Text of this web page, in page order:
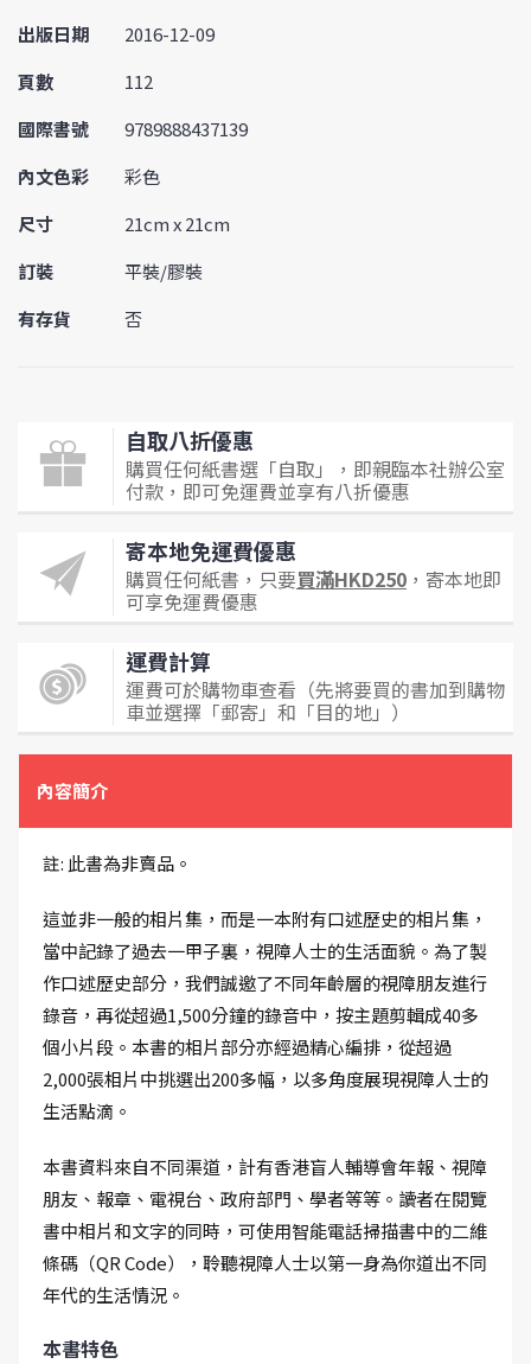
出版日期
2016-12-09
頁數
112
國際書號
9789888437139
內文色彩
彩色
尺寸
21cm x 21cm
訂裝
平裝/膠裝
有存貨
否
自取八折優惠
購買任何紙書選「自取」，即親臨本社辦公室
付款，即可免運費並享有八折優惠
寄本地免運費優惠
購買任何紙書，只要買滿HKD250 ，寄本地即
可享免運費優惠
運費計算
運費可於購物車查看（先將要買的書加到購物
車並選擇「郵寄」和「目的地」）
內容簡介
註: 此書為非賣品。
這並非一般的相片集，而是一本附有口述歷史的相片集，
當中記錄了過去一甲子裏，視障人士的生活面貌。為了製
作口述歷史部分，我們誠邀了不同年齡層的視障朋友進行
錄音，再從超過1,500分鐘的錄音中，按主題剪輯成40多
個小片段。本書的相片部分亦經過精心編排，從超過
2,000張相片中挑選出200多幅，以多角度展現視障人士的
生活點滴。
本書資料來自不同渠道，計有香港盲人輔導會年報、視障
朋友、報章、電視台、政府部門、學者等等。讀者在閱覽
書中相片和文字的同時，可使用智能電話掃描書中的二維
條碼（QR Code），聆聽視障人士以第一身為你道出不同
年代的生活情況。
本書特色